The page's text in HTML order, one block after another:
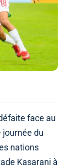
face au
journée du
nations
Kasarani à